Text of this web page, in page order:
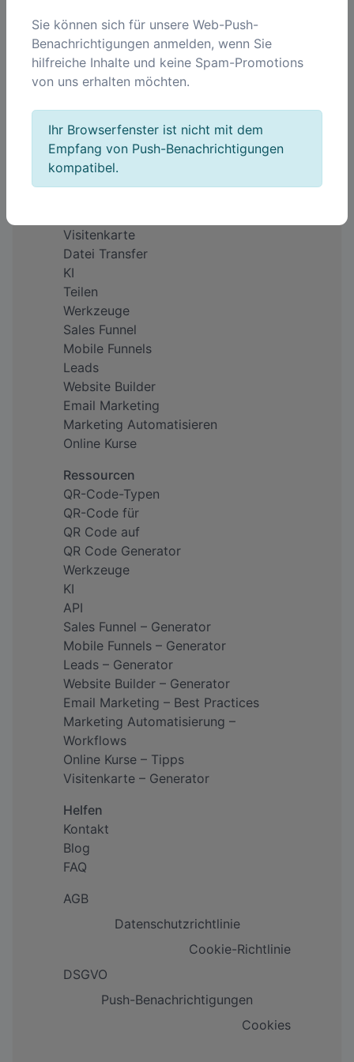
Unternehmen
Über uns
Impressum
Warum QREQ?
Feedback
Preise
Produkte
Visitenkarte
Datei Transfer
KI
Teilen
Werkzeuge
Sales Funnel
Mobile Funnels
Leads
Website Builder
Email Marketing
Marketing Automatisieren
Online Kurse
Ressourcen
QR-Code-Typen
QR-Code für
QR Code auf
QR Code Generator
Werkzeuge
KI
API
Sales Funnel – Generator
Mobile Funnels – Generator
Leads – Generator
Website Builder – Generator
Email Marketing – Best Practices
Marketing Automatisierung –
Workflows
Online Kurse – Tipps
Visitenkarte – Generator
Helfen
Kontakt
Blog
FAQ
AGB
Datenschutzrichtlinie
Cookie-Richtlinie
DSGVO
Push-Benachrichtigungen
Cookies
Sie können sich für unsere Web-Push-
Benachrichtigungen anmelden, wenn Sie
hilfreiche Inhalte und keine Spam-Promotions
von uns erhalten möchten.
Ihr Browserfenster ist nicht mit dem
Empfang von Push-Benachrichtigungen
kompatibel.